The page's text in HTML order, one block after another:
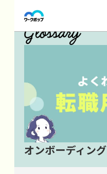
オンボーディング